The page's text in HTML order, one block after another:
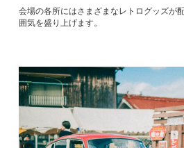
会場の各所にはさまざまなレトログッズが
囲気を盛り上げます。